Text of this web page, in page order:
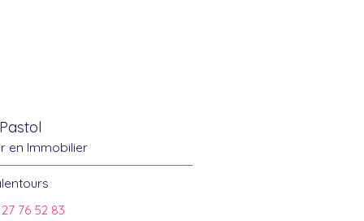
en Immobilier
76 52 83